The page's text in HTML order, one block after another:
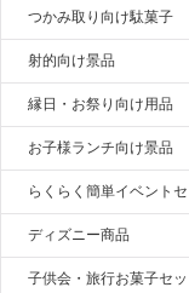
つかみ取り向け駄菓子
射的向け景品
縁日・お祭り向け用品
お子様ランチ向け景品
らくらく簡単イベントセ
ディズニー商品
子供会・旅行お菓子セッ